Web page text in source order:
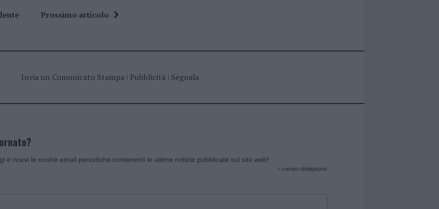
Prossimo articolo
Invia un Comunicato Stampa| Pubblicità| Segnala
e ricevi le nostre email periodiche contenenti le ultime notizie pubblicate sul sito web!
* campo obbligatorio